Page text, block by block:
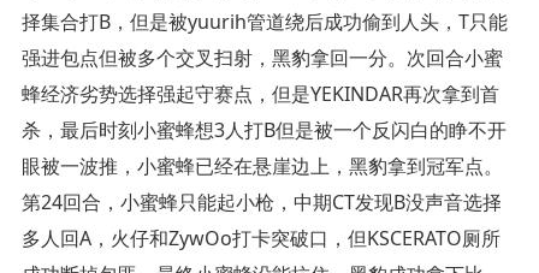
择集合打B，但是被yuurih管道绕后成功偷到人头，T只能
强进包点但被多个交叉扫射，黑豹拿回一分。次回合小蜜
蜂经济劣势选择强起守赛点，但是YEKINDAR再次拿到首
杀，最后时刻小蜜蜂想3人打B但是被一个反闪白的睁不开
眼被一波推，小蜜蜂已经在悬崖边上，黑豹拿到冠军点。
第24回合，小蜜蜂只能起小枪，中期CT发现B没声音选择
多人回A，火仔和ZywOo打卡突破口，但KSCERATO厕所